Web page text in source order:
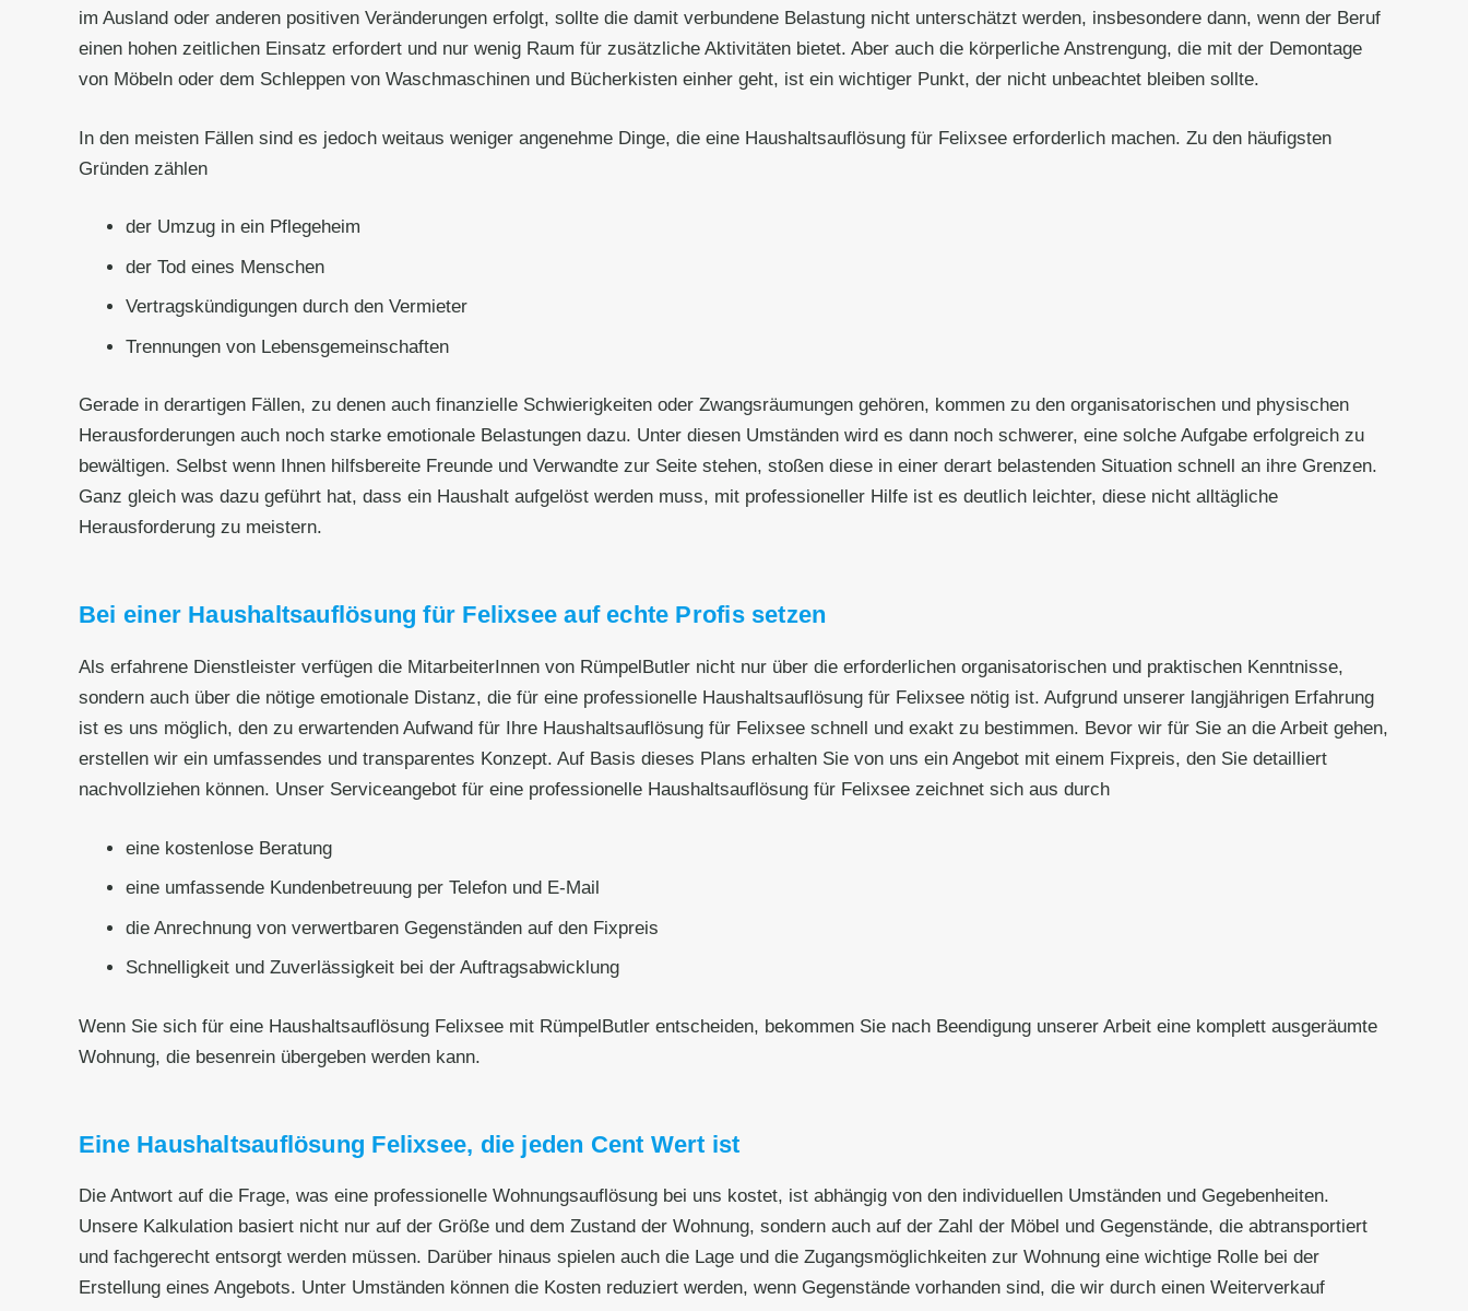
im Ausland oder anderen positiven Veränderungen erfolgt, sollte die damit verbundene Belastung nicht unterschätzt werden, insbesondere dann, wenn der Beruf
einen hohen zeitlichen Einsatz erfordert und nur wenig Raum für zusätzliche Aktivitäten bietet. Aber auch die körperliche Anstrengung, die mit der Demontage
von Möbeln oder dem Schleppen von Waschmaschinen und Bücherkisten einher geht, ist ein wichtiger Punkt, der nicht unbeachtet bleiben sollte.
In den meisten Fällen sind es jedoch weitaus weniger angenehme Dinge, die eine Haushaltsauflösung für Felixsee erforderlich machen. Zu den häufigsten
Gründen zählen
der Umzug in ein Pflegeheim
der Tod eines Menschen
Vertragskündigungen durch den Vermieter
Trennungen von Lebensgemeinschaften
Gerade in derartigen Fällen, zu denen auch finanzielle Schwierigkeiten oder Zwangsräumungen gehören, kommen zu den organisatorischen und physischen
Herausforderungen auch noch starke emotionale Belastungen dazu. Unter diesen Umständen wird es dann noch schwerer, eine solche Aufgabe erfolgreich zu
bewältigen. Selbst wenn Ihnen hilfsbereite Freunde und Verwandte zur Seite stehen, stoßen diese in einer derart belastenden Situation schnell an ihre Grenzen.
Ganz gleich was dazu geführt hat, dass ein Haushalt aufgelöst werden muss, mit professioneller Hilfe ist es deutlich leichter, diese nicht alltägliche
Herausforderung zu meistern.
Bei einer Haushaltsauflösung für Felixsee auf echte Profis setzen
Als erfahrene Dienstleister verfügen die MitarbeiterInnen von RümpelButler nicht nur über die erforderlichen organisatorischen und praktischen Kenntnisse,
sondern auch über die nötige emotionale Distanz, die für eine professionelle Haushaltsauflösung für Felixsee nötig ist. Aufgrund unserer langjährigen Erfahrung
ist es uns möglich, den zu erwartenden Aufwand für Ihre Haushaltsauflösung für Felixsee schnell und exakt zu bestimmen. Bevor wir für Sie an die Arbeit gehen,
erstellen wir ein umfassendes und transparentes Konzept. Auf Basis dieses Plans erhalten Sie von uns ein Angebot mit einem Fixpreis, den Sie detailliert
nachvollziehen können. Unser Serviceangebot für eine professionelle Haushaltsauflösung für Felixsee zeichnet sich aus durch
eine kostenlose Beratung
eine umfassende Kundenbetreuung per Telefon und E-Mail
die Anrechnung von verwertbaren Gegenständen auf den Fixpreis
Schnelligkeit und Zuverlässigkeit bei der Auftragsabwicklung
Wenn Sie sich für eine Haushaltsauflösung Felixsee mit RümpelButler entscheiden, bekommen Sie nach Beendigung unserer Arbeit eine komplett ausgeräumte
Wohnung, die besenrein übergeben werden kann.
Eine Haushaltsauflösung Felixsee, die jeden Cent Wert ist
Die Antwort auf die Frage, was eine professionelle Wohnungsauflösung bei uns kostet, ist abhängig von den individuellen Umständen und Gegebenheiten.
Unsere Kalkulation basiert nicht nur auf der Größe und dem Zustand der Wohnung, sondern auch auf der Zahl der Möbel und Gegenstände, die abtransportiert
und fachgerecht entsorgt werden müssen. Darüber hinaus spielen auch die Lage und die Zugangsmöglichkeiten zur Wohnung eine wichtige Rolle bei der
Erstellung eines Angebots. Unter Umständen können die Kosten reduziert werden, wenn Gegenstände vorhanden sind, die wir durch einen Weiterverkauf